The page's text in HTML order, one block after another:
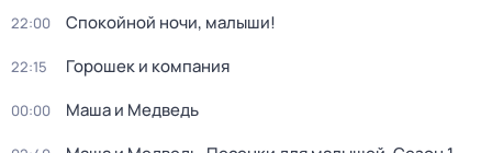
22:00 Спокойной ночи, малыши!
22:15 Горошек и компания
00:00 Маша и Медведь